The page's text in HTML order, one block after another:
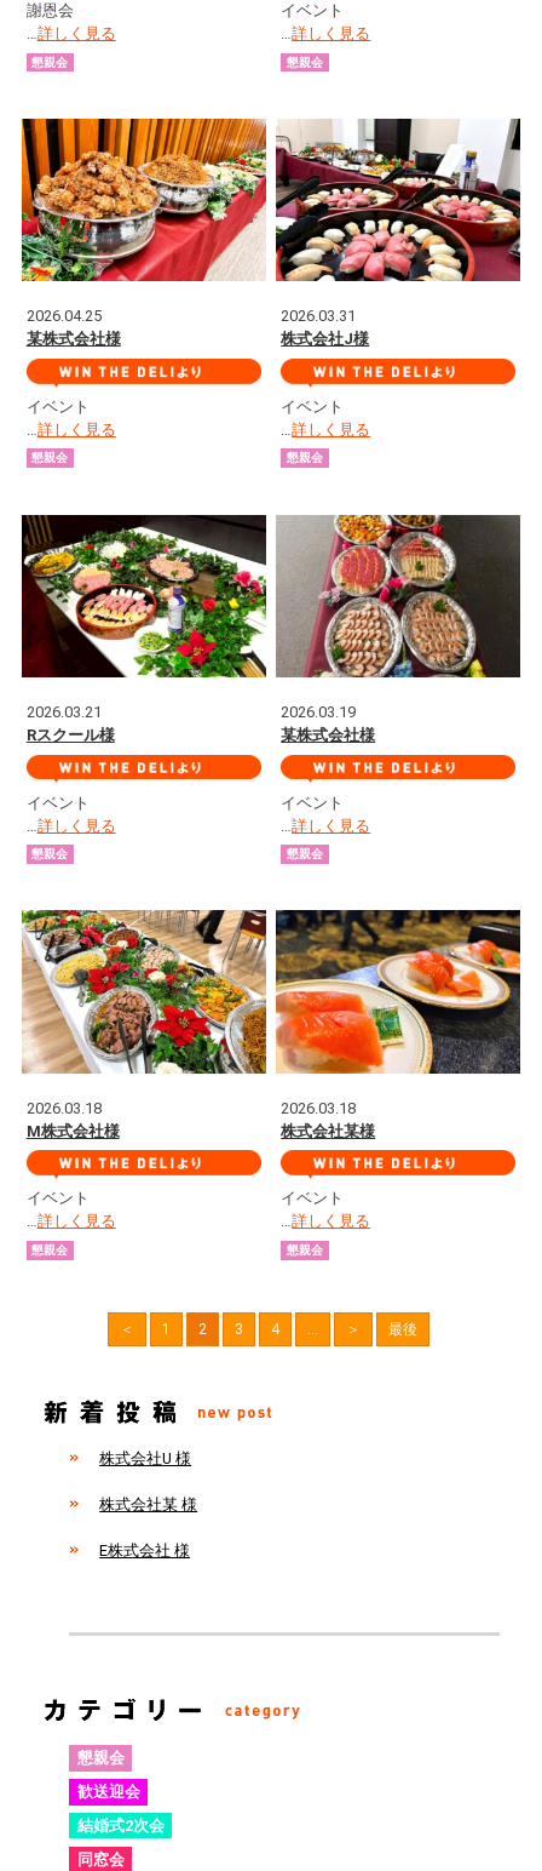
謝恩会
…詳しく見る
懇親会
イベント
…詳しく見る
懇親会
2026.04.25
某株式会社様
イベント
詳しく見る
懇親会
2026.03.31
株式会社J様
イベント
…詳しく見る
懇親会
2026.03.21
Rスクール様
イベント
詳しく見る
懇親会
2026.03.19
某株式会社様
イベント
…詳しく見る
懇親会
2026.03.18
M株式会社様
イベント
…詳しく見る
懇親会
2026.03.18
株式会社某様
イベント
…詳しく見る
懇親会
＜ 1 2 3 4 ... ＞ 最後
株式会社U 様
株式会社某 様
E株式会社 様
懇親会
歓送迎会
結婚式2次会
同窓会